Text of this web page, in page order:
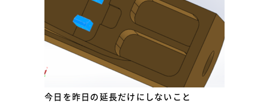
今日を昨日の延長だけにしないこと